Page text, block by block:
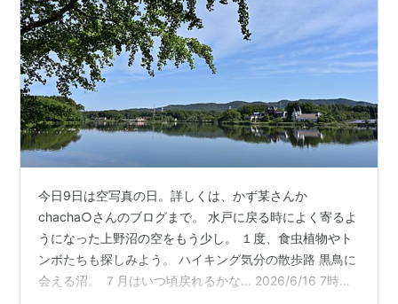
今日9日は空写真の日。詳しくは、かず某さんか
chacha○さんのブログまで。 水戸に戻る時によく寄るよ
うになった上野沼の空をもう少し。 １度、食虫植物やト
ンボたちも探しみよう。 ハイキング気分の散歩路 黒鳥に
会える沼。 ７月はいつ頃戻れるかな… 2026/6/16 7時頃